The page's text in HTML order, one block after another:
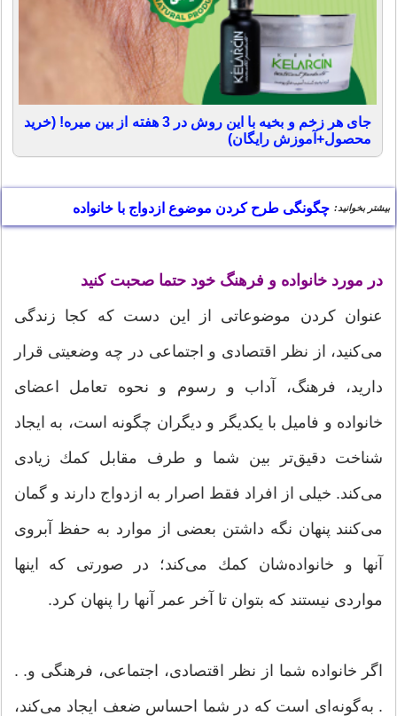
جای هر زخم و بخیه با این روش در 3 هفته از بین میره! (خرید
محصول+آموزش رایگان)
بیشتر بخوانید: چگونگی طرح کردن موضوع ازدواج با خانواده
در مورد خانواده و فرهنگ خود حتما صحبت كنید
عنوان كردن موضوعاتی از این دست كه كجا زندگی
می‌كنید، از نظر اقتصادی و اجتماعی‌ در چه وضعیتی قرار
دارید، فرهنگ، آداب و رسوم و نحوه تعامل اعضای
خانواده و فامیل با یكدیگر و دیگران چگونه است، به ایجاد
شناخت دقیق‌تر بین شما و طرف مقابل كمك زیادی
می‌كند. خیلی از افراد فقط اصرار به ازدواج دارند و گمان
می‌كنند پنهان نگه داشتن بعضی از موارد به حفظ آبروی
آنها و خانواده‌شان كمك می‌كند؛ در صورتی كه اینها
مواردی نیستند كه بتوان تا آخر عمر آنها را پنهان كرد.
اگر خانواده شما از نظر اقتصادی، اجتماعی، فرهنگی و. .
. به‌گونه‌ای است كه در شما احساس ضعف ایجاد می‌كند،